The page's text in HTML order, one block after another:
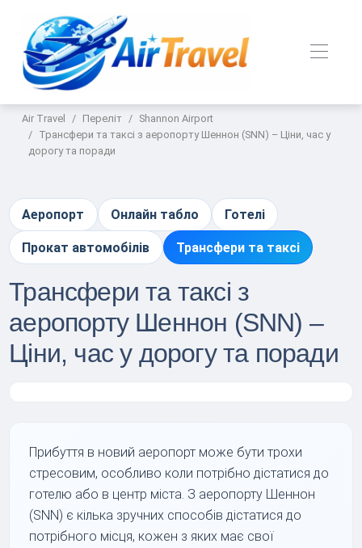
Air Travel Переліт
Shannon Airport
Трансфери та таксі з аеропорту Шеннон (SNN) – Ціни, час у
дорогу та поради
Аеропорт Онлайн табло Готелі
Прокат автомобілів Трансфери та таксі
Трансфери та таксі з
аеропорту Шеннон (SNN) –
Ціни, час у дорогу та поради
Прибуття в новий аеропорт може бути трохи
стресовим, особливо коли потрібно дістатися до
готелю або в центр міста. З аеропорту Шеннон
(SNN) є кілька зручних способів дістатися до
потрібного місця, кожен з яких має свої